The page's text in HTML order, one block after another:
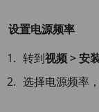
设置电源频率
转到视频 > 安
选择电源频率